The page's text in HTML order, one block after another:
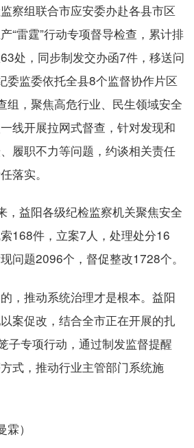
察组联合市应安委办赴各县市区
“雷霆”行动专项督导检查，累计排
处，同步制发交办函7件，移送问
委监委依托全县8个监督协作片区
组，聚焦高危行业、民生领域安全
线开展拉网式督查，针对发现和
履职不力等问题，约谈相关责任
落实。
益阳各级纪检监察机关聚焦安全
168件，立案7人，处理处分16
问题2096个，督促整改1728个。
推动系统治理才是根本。益阳
案促改，结合全市正在开展的扎
子专项行动，通过制发监督提醒
式，推动行业主管部门系统施
）